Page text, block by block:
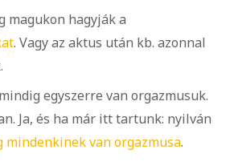
magukon hagyják a
. Vagy az aktus után kb. azonnal
egyszerre van orgazmusuk.
Ja, és ha már itt tartunk: nyilván
mindenkinek van orgazmusa.